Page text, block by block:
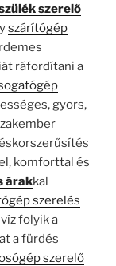
szerelő
szárítógép
ráfordítani a
gyors,
komforttal és
árakkal
szerelés
folyik a
a fürdés
szerelő